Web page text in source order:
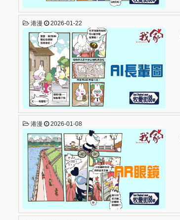
港漫 2026-01-22
港漫 2026-01-08